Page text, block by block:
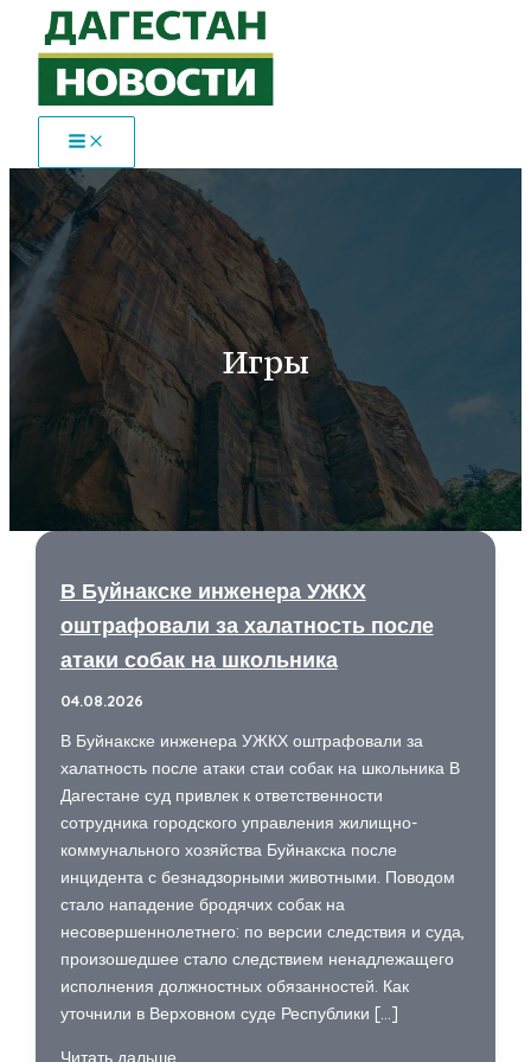
Перейти
содержимому
Игры
В Буйнакске инженера УЖКХ
оштрафовали за халатность после
атаки собак на школьника
04.08.2026
В Буйнакске инженера УЖКХ оштрафовали за
халатность после атаки стаи собак на школьника В
Дагестане суд привлек к ответственности
сотрудника городского управления жилищно-
коммунального хозяйства Буйнакска после
инцидента с безнадзорными животными. Поводом
стало нападение бродячих собак на
несовершеннолетнего: по версии следствия и суда,
произошедшее стало следствием ненадлежащего
исполнения должностных обязанностей. Как
уточнили в Верховном суде Республики […]
В
Читать дальше